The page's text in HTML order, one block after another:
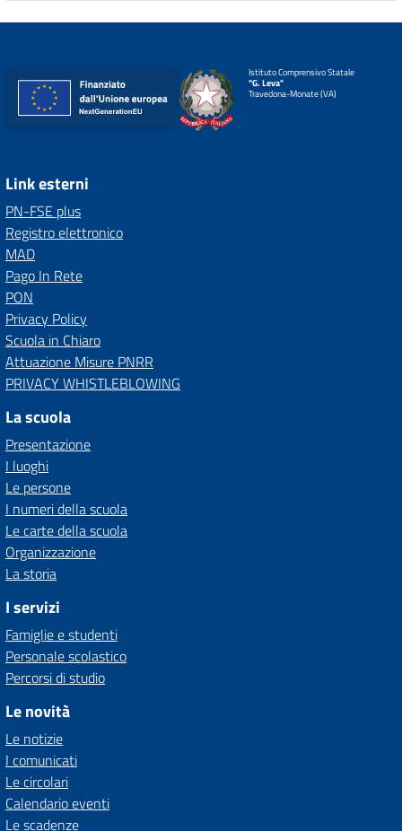
Istituto Comprensivo Statale
"G. Leva"
Travedona-Monate (VA)
Link esterni
PN-FSE plus
Registro elettronico
MAD
Pago In Rete
PON
Privacy Policy
Scuola in Chiaro
Attuazione Misure PNRR
PRIVACY WHISTLEBLOWING
La scuola
Presentazione
I luoghi
Le persone
I numeri della scuola
Le carte della scuola
Organizzazione
La storia
I servizi
Famiglie e studenti
Personale scolastico
Percorsi di studio
Le novità
Le notizie
I comunicati
Le circolari
Calendario eventi
Le scadenze